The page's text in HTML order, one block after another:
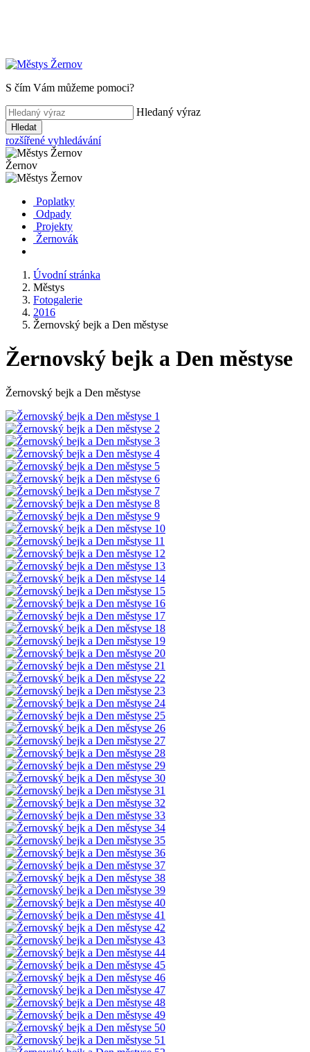
S čím Vám můžeme pomoci?
Hledaný výraz
Hledat
rozšířené vyhledávání
Žernov
Poplatky
Odpady
Projekty
Žernovák
Úvodní stránka
Městys
Fotogalerie
2016
Žernovský bejk a Den městyse
Žernovský bejk a Den městyse
Žernovský bejk a Den městyse